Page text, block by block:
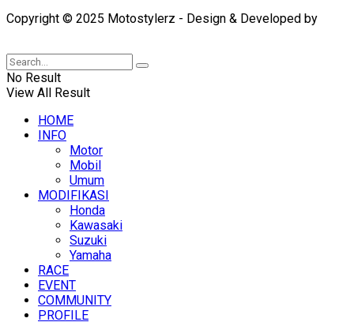
Copyright © 2025 Motostylerz - Design & Developed by
No Result
View All Result
HOME
INFO
Motor
Mobil
Umum
MODIFIKASI
Honda
Kawasaki
Suzuki
Yamaha
RACE
EVENT
COMMUNITY
PROFILE